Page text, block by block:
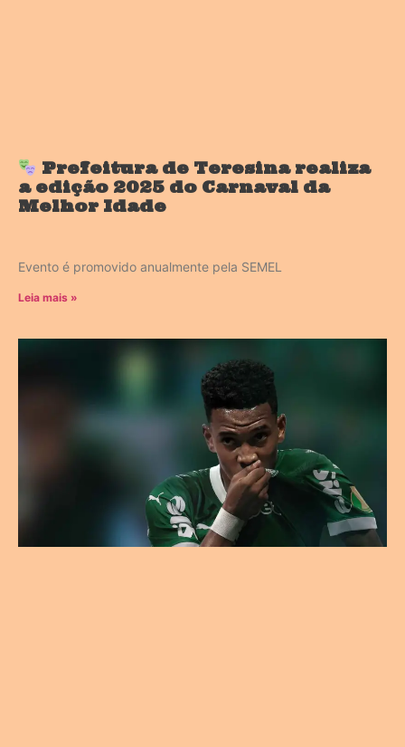
Prefeitura de Teresina realiza
a edição 2025 do Carnaval da
Melhor Idade
Evento é promovido anualmente pela SEMEL
Leia mais »